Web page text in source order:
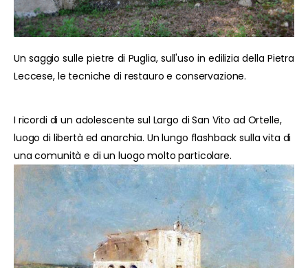
Un saggio sulle pietre di Puglia, sull'uso in edilizia della Pietra
Leccese, le tecniche di restauro e conservazione.
I ricordi di un adolescente sul Largo di San Vito ad Ortelle,
luogo di libertà ed anarchia. Un lungo flashback sulla vita di
una comunità e di un luogo molto particolare.